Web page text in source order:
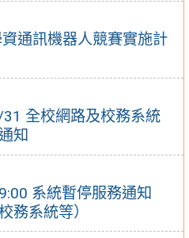
通訊機器人競賽實施計
全校網路及校務系統
知
系統暫停服務通知
務系統等）